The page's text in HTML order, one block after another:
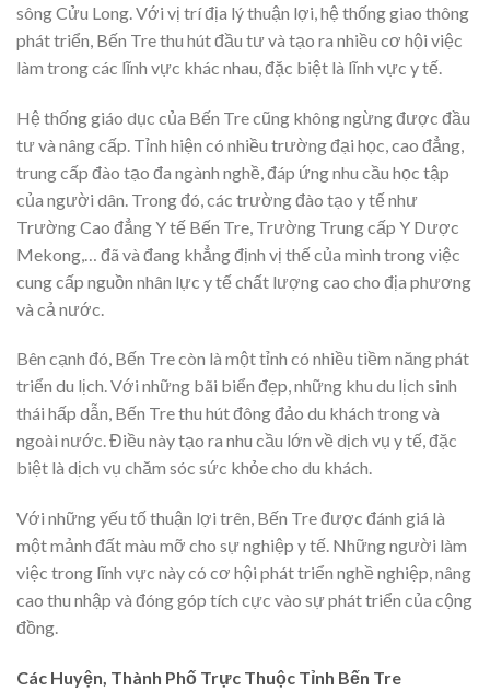
sông Cửu Long. Với vị trí địa lý thuận lợi, hệ thống giao thông
phát triển, Bến Tre thu hút đầu tư và tạo ra nhiều cơ hội việc
làm trong các lĩnh vực khác nhau, đặc biệt là lĩnh vực y tế.
Hệ thống giáo dục của Bến Tre cũng không ngừng được đầu
tư và nâng cấp. Tỉnh hiện có nhiều trường đại học, cao đẳng,
trung cấp đào tạo đa ngành nghề, đáp ứng nhu cầu học tập
của người dân. Trong đó, các trường đào tạo y tế như
Trường Cao đẳng Y tế Bến Tre, Trường Trung cấp Y Dược
Mekong,… đã và đang khẳng định vị thế của mình trong việc
cung cấp nguồn nhân lực y tế chất lượng cao cho địa phương
và cả nước.
Bên cạnh đó, Bến Tre còn là một tỉnh có nhiều tiềm năng phát
triển du lịch. Với những bãi biển đẹp, những khu du lịch sinh
thái hấp dẫn, Bến Tre thu hút đông đảo du khách trong và
ngoài nước. Điều này tạo ra nhu cầu lớn về dịch vụ y tế, đặc
biệt là dịch vụ chăm sóc sức khỏe cho du khách.
Với những yếu tố thuận lợi trên, Bến Tre được đánh giá là
một mảnh đất màu mỡ cho sự nghiệp y tế. Những người làm
việc trong lĩnh vực này có cơ hội phát triển nghề nghiệp, nâng
cao thu nhập và đóng góp tích cực vào sự phát triển của cộng
đồng.
Các Huyện, Thành Phố Trực Thuộc Tỉnh Bến Tre